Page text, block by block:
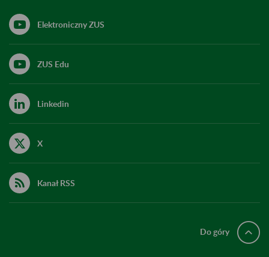
Elektroniczny ZUS
ZUS Edu
Linkedin
X
Kanał RSS
Do góry